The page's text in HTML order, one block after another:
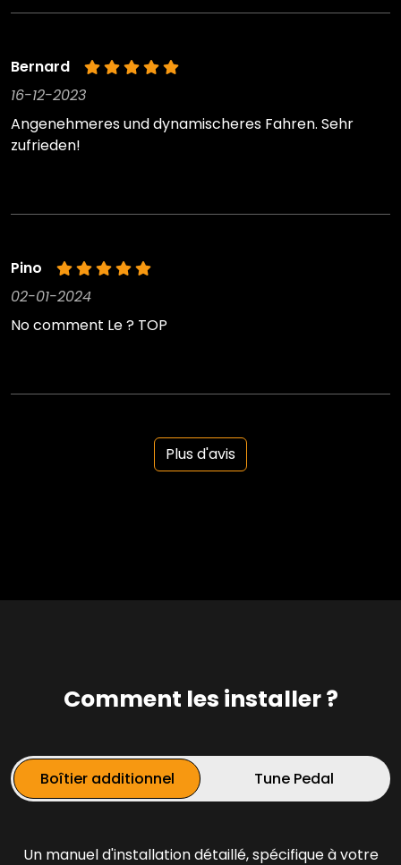
Bernard
16-12-2023
Angenehmeres und dynamischeres Fahren. Sehr
zufrieden!
Pino
02-01-2024
No comment Le ? TOP
Plus d'avis
Comment les installer ?
Boîtier additionnel Tune Pedal
Un manuel d'installation détaillé, spécifique à votre